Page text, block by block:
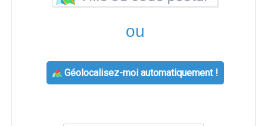
ou
Géolocalisez-moi automatiquement !